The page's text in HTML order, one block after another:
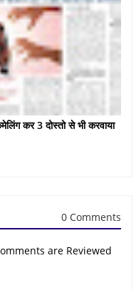
कर 3 दोस्तो से भी करवाया
0 Comments
are Reviewed